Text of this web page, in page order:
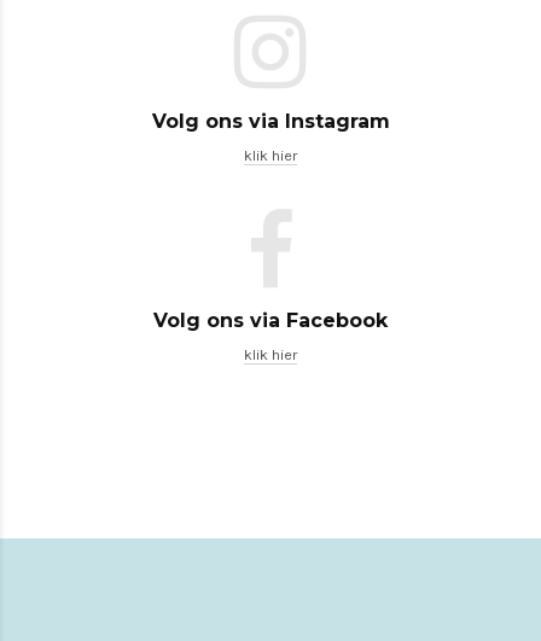
Volg ons via Instagram
klik hier
Volg ons via Facebook
klik hier